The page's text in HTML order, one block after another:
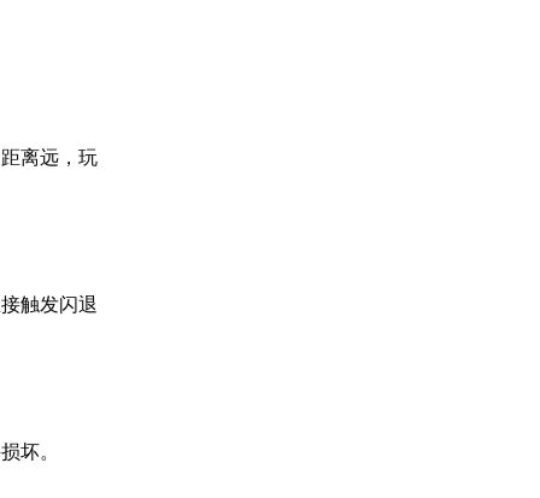
离远，玩
触发闪退
坏。